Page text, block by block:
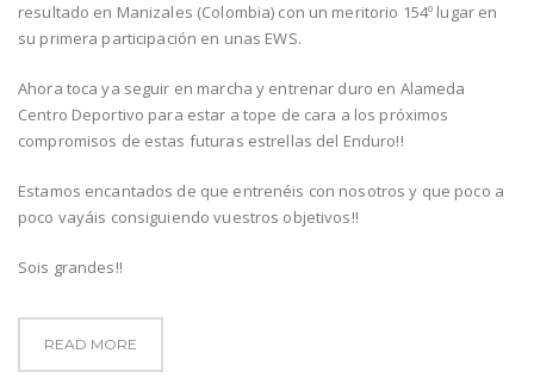
resultado en Manizales (Colombia) con un meritorio 154º lugar en
su primera participación en unas EWS.
Ahora toca ya seguir en marcha y entrenar duro en Alameda
Centro Deportivo para estar a tope de cara a los próximos
compromisos de estas futuras estrellas del Enduro!!
Estamos encantados de que entrenéis con nosotros y que poco a
poco vayáis consiguiendo vuestros objetivos!!
Sois grandes!!
READ MORE